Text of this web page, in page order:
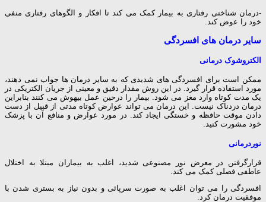
-درمان شناختی رفتاری به بیمار کمک می کند تا افکار و الگوهای رفتاری منفی
خود را عوض کند.
سایر درمان های افسردگی
الکتروشوک درمانی
ممکن است برای افسردگی های شدیدی که به سایر درمان ها جواب نمی دهند،
مورد استفاده قرار گیرد. در این روش مقدار دقیق و معینی از جریان الکتریکی در
یک مدت کوتاه وارد مغز می شود. بیمار را درحین عمل بیهوش می کنند بنابراین
درمان دردناک نیست. این درمان می تواند عوارض کوتاه مدتی از قبیل از دست
دادن موقت حافظه و خستگی ایجاد کند. در مورد عوارض و منافع آن با پزشک
خود مشورت کنید.
نوردرمانی
قرارگرفتن در معرض نور مصنوعی شدید، اغلب به بیماران مبتلا به
اختلال
عاطفی فصلی کمک می کند.
افسردگیرا می توان اغلب به صورت سرپائی و بدون نیاز به بستری شدن با
موفقیت درمان کرد.